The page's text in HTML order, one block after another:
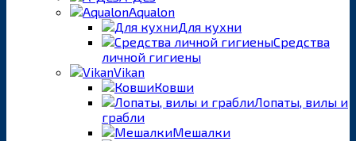
Aqualon
Для кухни
Средства
личной гигиены
Vikan
Ковши
Лопаты, вилы и
грабли
Мешалки